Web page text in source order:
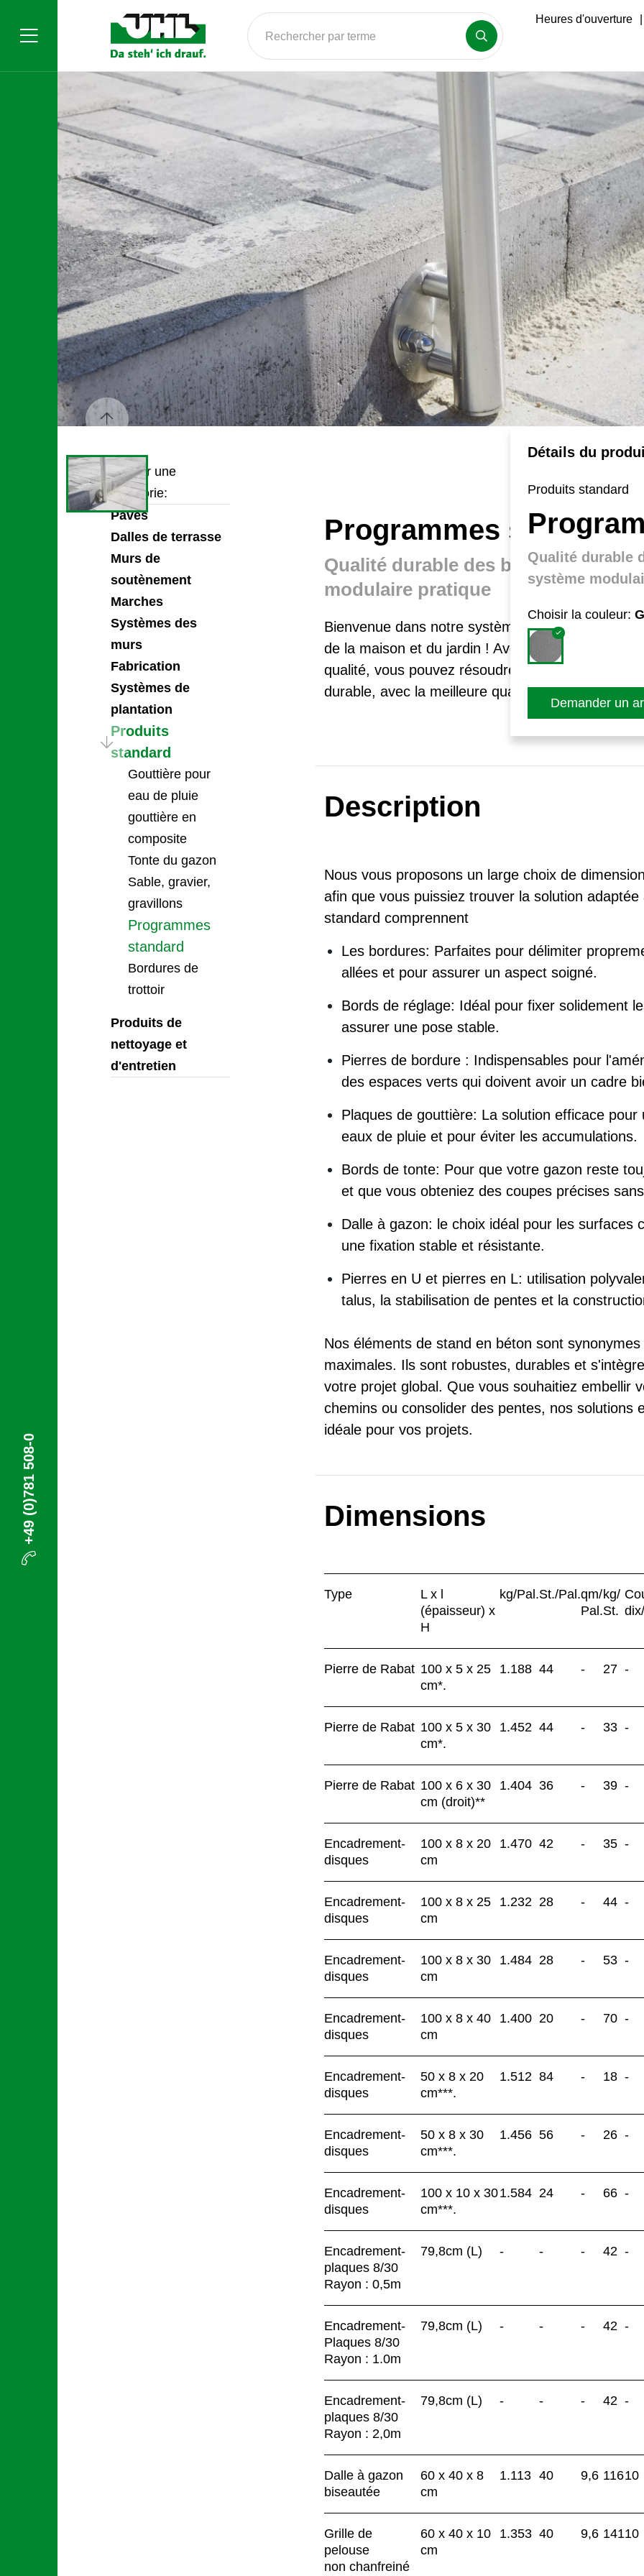
+49 (0)781 508-0
Rechercher par terme Heures d'ouverture
Détails du
Produits standard
Qualité durable
système
Choisir la couleur:
Demander un
Choisir une
catégorie:
Pavés
Dalles de terrasse
Murs de
soutènement
Marches
Systèmes des
murs
Fabrication
Systèmes de
plantation
Produits
standard
Gouttière pour
eau de pluie
gouttière en
composite
Tonte du gazon
Sable, gravier,
gravillons
Programmes
standard
Bordures de
trottoir
Produits de
nettoyage et
d'entretien
Programmes standard
Qualité durable des blocs de béton
modulaire pratique
Bienvenue dans notre système modulaire pour
de la maison et du jardin ! Avec nos éléments
qualité, vous pouvez résoudre de nombreuses
durable, avec la meilleure qualité de bloc de
Description
Nous vous proposons un large choix de
afin que vous puissiez trouver la solution
standard comprennent
Les bordures: Parfaites pour délimiter
allées et pour assurer un aspect soigné.
Bords de réglage: Idéal pour fixer solidement
assurer une pose stable.
Pierres de bordure : Indispensables pour
des espaces verts qui doivent avoir un cadre
Plaques de gouttière: La solution efficace
eaux de pluie et pour éviter les accumulations.
Bords de tonte: Pour que votre gazon reste
et que vous obteniez des coupes précises
Dalle à gazon: le choix idéal pour les surfaces
une fixation stable et résistante.
Pierres en U et pierres en L: utilisation
talus, la stabilisation de pentes et la
Nos éléments de stand en béton sont
maximales. Ils sont robustes, durables et
votre projet global. Que vous souhaitiez embellir
chemins ou consolider des pentes, nos solutions
idéale pour vos projets.
Dimensions
Type
L x l
(épaisseur) x
H
kg/Pal.St./Pal.qm/
Pal.
kg/
St.
Pierre de Rabat 100 x 5 x 25
cm*.
1.188 44 - 27 -
Pierre de Rabat 100 x 5 x 30
cm*.
1.452 44 - 33 -
Pierre de Rabat 100 x 6 x 30
cm (droit)**
1.404 36 - 39 -
Encadrement-
disques
100 x 8 x 20
cm
1.470 42 - 35 -
Encadrement-
disques
100 x 8 x 25
cm
1.232 28 - 44 -
Encadrement-
disques
100 x 8 x 30
cm
1.484 28 - 53 -
Encadrement-
disques
100 x 8 x 40
cm
1.400 20 - 70 -
Encadrement-
disques
50 x 8 x 20
cm***.
1.512 84 - 18 -
Encadrement-
disques
50 x 8 x 30
cm***.
1.456 56 - 26 -
Encadrement-
disques
100 x 10 x 30
cm***.
1.584 24 - 66 -
Encadrement-
plaques 8/30
Rayon : 0,5m
79,8cm (L) - - - 42 -
Encadrement-
Plaques 8/30
Rayon : 1.0m
79,8cm (L) - - - 42 -
Encadrement-
plaques 8/30
Rayon : 2,0m
79,8cm (L) - - - 42 -
Dalle à gazon
biseautée
60 x 40 x 8
cm
1.113 40 9,6 11610
Grille de
pelouse
non chanfreiné
60 x 40 x 10
cm
1.353 40 9,6 14110